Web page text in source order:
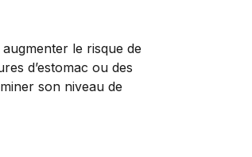
le risque de
d’estomac ou des
son niveau de